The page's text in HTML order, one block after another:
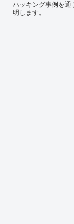
ハッキング事例を通
明します。